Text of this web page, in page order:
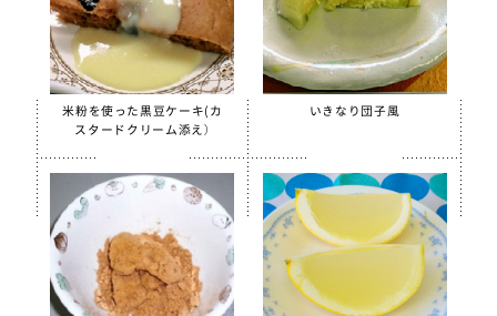
学校給食用カルシウム米
えごまふりかけ
【只今休売中】菜の花ふりかけ
沖縄パインゼリー
すだちゼリー
ブルーベリーゼリーCFE
北海道シュレッドチーズ
給食用 毎日骨太 MBP® ベビーチーズ
米粉を使った黒豆ケーキ(カ
スタードクリーム添え）
いきなり団子風